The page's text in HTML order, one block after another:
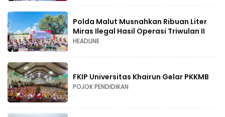
Polda Malut Musnahkan Ribuan Liter
Miras Ilegal Hasil Operasi Triwulan II
HEADLINE
FKIP Universitas Khairun Gelar PKKMB
POJOK PENDIDIKAN